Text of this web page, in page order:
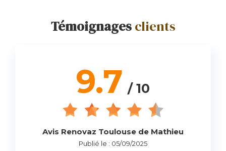
Témoignages clients
9.7 / 10
Avis Renovaz Toulouse de Mathieu
Publié le : 05/09/2025